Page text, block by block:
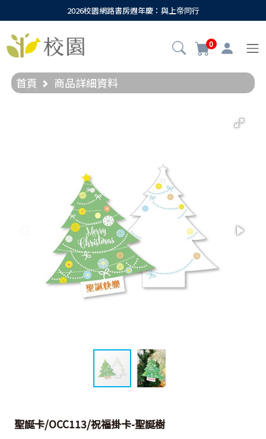
2026校園網路書房週年慶：與上帝同行
0
首頁 商品詳細資料
聖誕卡/OCC113/祝福掛卡-聖誕樹